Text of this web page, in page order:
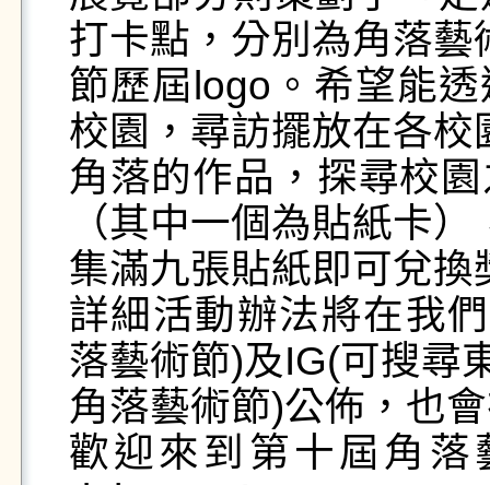
打卡點，分別為角落藝
節歷屆logo。希望能
校園，尋訪擺放在各校
角落的作品，探尋校
（其中一個為貼紙卡）
集滿九張貼紙即可兌換
詳細活動辦法將在我
落藝術節)及IG(可搜尋
角落藝術節)公佈，也
歡迎來到第十屆角落